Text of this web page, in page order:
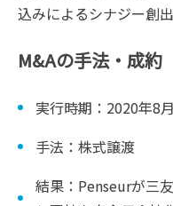
込みによるシナジー創
M&Aの手法・成約
実行時期：2020年8
手法：株式譲渡
結果：Penseurが三